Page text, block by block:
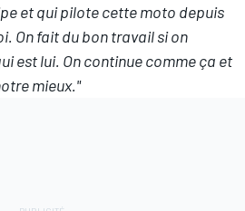
et qui pilote cette moto depuis
On fait du bon travail si on
est lui. On continue comme ça et
mieux."